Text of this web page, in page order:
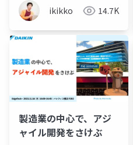
ダクト開発
ikikko 14.7K
製造業の中心で、アジ
ャイル開発をさけぶ